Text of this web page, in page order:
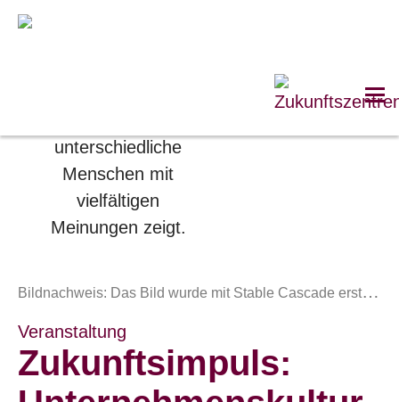
Veranstaltung
Zukunftsimpuls:
B
ildnachweis: Das Bild wurde mit Stable Cascade erstellt.